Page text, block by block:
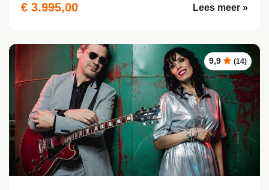
€ 3.995,00 Lees meer »
9,9 (14)